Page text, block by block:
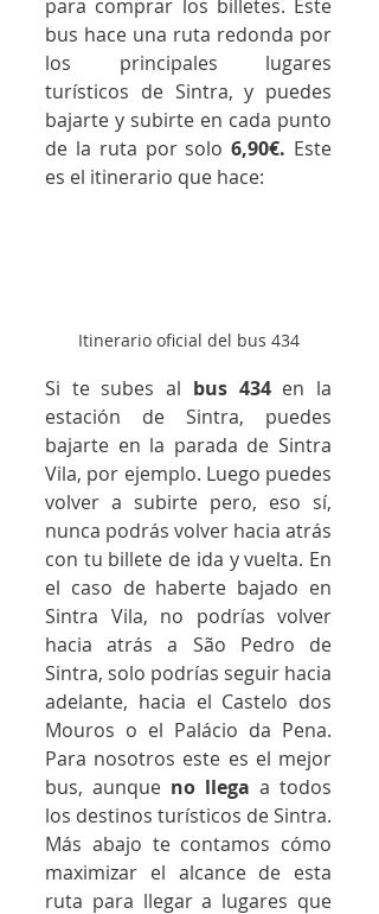
para comprar los billetes. Este
bus hace una ruta redonda por
los principales lugares
turísticos de Sintra, y puedes
bajarte y subirte en cada punto
de la ruta por solo 6,90€. Este
es el itinerario que hace:
Itinerario oficial del bus 434
Si te subes al bus 434 en la
estación de Sintra, puedes
bajarte en la parada de Sintra
Vila, por ejemplo. Luego puedes
volver a subirte pero, eso sí,
nunca podrás volver hacia atrás
con tu billete de ida y vuelta. En
el caso de haberte bajado en
Sintra Vila, no podrías volver
hacia atrás a São Pedro de
Sintra, solo podrías seguir hacia
adelante, hacia el Castelo dos
Mouros o el Palácio da Pena.
Para nosotros este es el mejor
bus, aunque no llega a todos
los destinos turísticos de Sintra.
Más abajo te contamos cómo
maximizar el alcance de esta
ruta para llegar a lugares que